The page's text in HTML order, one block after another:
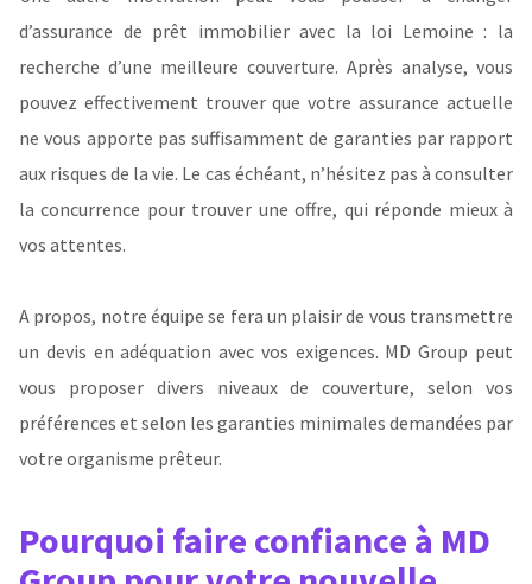
d’assurance de prêt immobilier avec la loi Lemoine : la
recherche d’une meilleure couverture. Après analyse, vous
pouvez effectivement trouver que votre assurance actuelle
ne vous apporte pas suffisamment de garanties par rapport
aux risques de la vie. Le cas échéant, n’hésitez pas à consulter
la concurrence pour trouver une offre, qui réponde mieux à
vos attentes.
A propos, notre équipe se fera un plaisir de vous transmettre
un devis en adéquation avec vos exigences. MD Group peut
vous proposer divers niveaux de couverture, selon vos
préférences et selon les garanties minimales demandées par
votre organisme prêteur.
Pourquoi faire confiance à MD